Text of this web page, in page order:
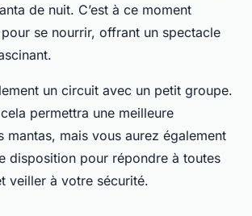
de nuit. C’est à ce moment
pour se nourrir, offrant un spectacle
un circuit avec un petit groupe.
permettra une meilleure
mantas, mais vous aurez également
disposition pour répondre à toutes
veiller à votre sécurité.